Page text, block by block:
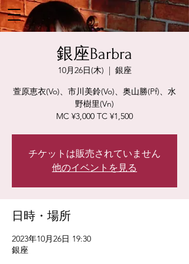
銀座Barbra
10月26日(木)
  |
銀座
萱原恵衣(Vo)、市川美鈴(Vo)、奥山勝(Pf)、水
野樹里(Vn)
MC ¥3,000 TC ¥1,500
チケットは販売されていません
他のイベントを見る
日時・場所
2023年10月26日 19:30
銀座